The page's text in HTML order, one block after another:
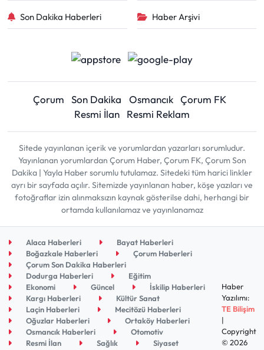
Son Dakika Haberleri Haber Arşivi
Çorum Son Dakika Osmancık Çorum FK
Resmi İlan
Resmi Reklam
Sitede yayınlanan içerik ve yorumlardan yazarları sorumludur.
Yayınlanan yorumlardan Çorum Haber, Çorum FK, Çorum Son
Dakika | Yayla Haber sorumlu tutulamaz. Sitedeki tüm harici linkler
ayrı bir sayfada açılır. Sitemizde yayınlanan haber, köşe yazıları ve
fotoğraflar izin alınmaksızın kaynak gösterilse dahi, herhangi bir
ortamda kullanılamaz ve yayınlanamaz
Alaca Haberleri
Bayat Haberleri
Boğazkale Haberleri
Çorum Haberleri
Çorum Son Dakika Haberleri
Dodurga Haberleri
Eğitim
Ekonomi
Güncel
İskilip Haberleri
Kargı Haberleri
Kültür Sanat
Laçin Haberleri
Mecitözü Haberleri
Oğuzlar Haberleri
Ortaköy Haberleri
Osmancık Haberleri
Otomotiv
Resmi İlan
Sağlık
Siyaset
Haber
Yazılımı:
TE Bilişim
|
Copyright
© 2026